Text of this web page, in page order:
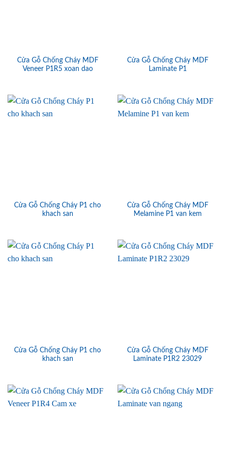
Cửa Gỗ Chống Cháy MDF
Veneer P1R5 xoan dao
Cửa Gỗ Chống Cháy MDF
Laminate P1
Cửa Gỗ Chống Cháy P1 cho
khach san
Cửa Gỗ Chống Cháy MDF
Melamine P1 van kem
Cửa Gỗ Chống Cháy P1 cho
khach san
Cửa Gỗ Chống Cháy MDF
Laminate P1R2 23029